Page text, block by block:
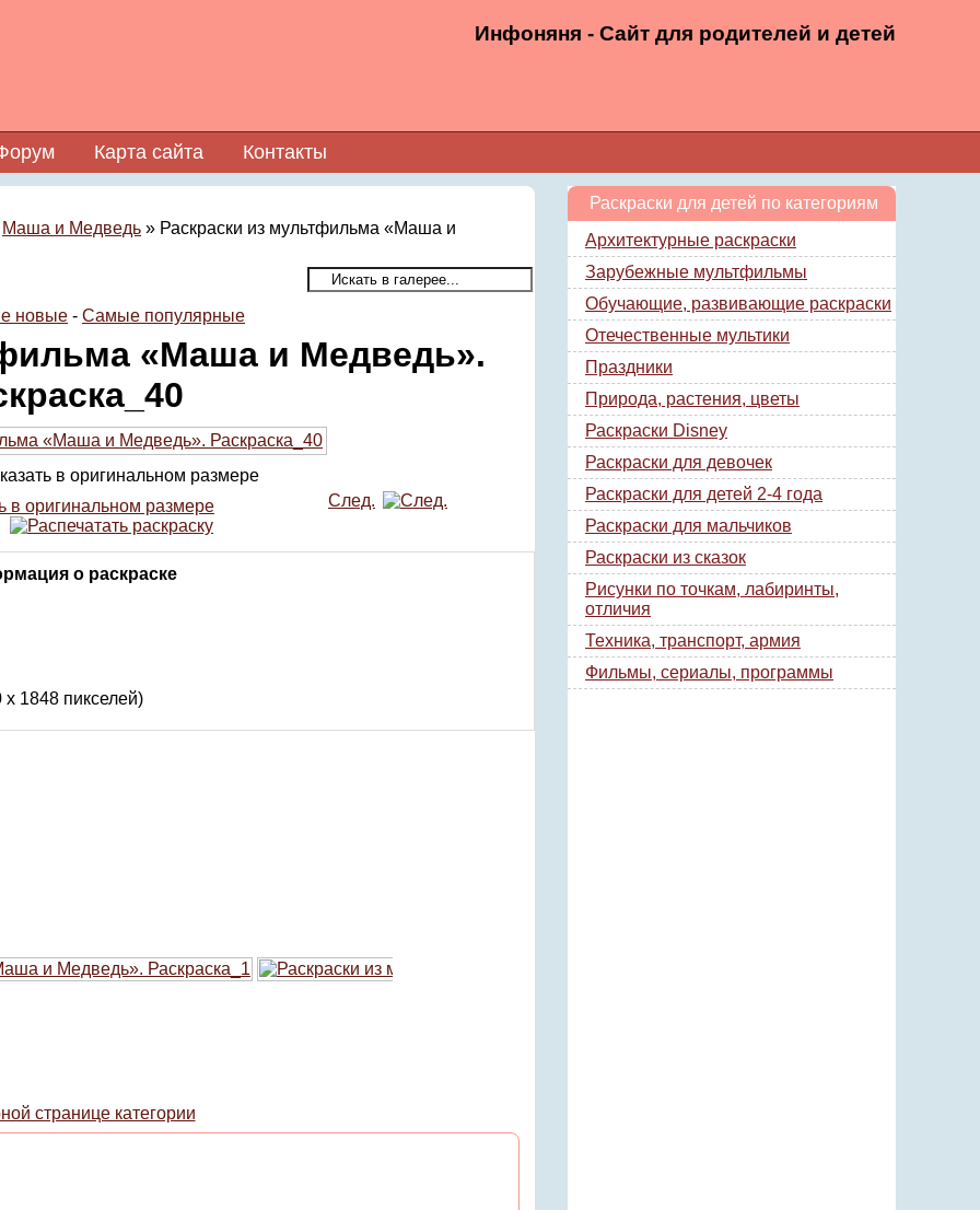
Инфоняня - Сайт для родителей и детей
Карта сайта Контакты
Маша и Медведь » Раскраски из мультфильма «Маша и
новые - Самые популярные
«Маша и Медведь».
След.
о раскраске
1848 пикселей)
странице категории
Раскраски для детей по категориям
Архитектурные раскраски
Зарубежные мультфильмы
Обучающие, развивающие раскраски
Отечественные мультики
Праздники
Природа, растения, цветы
Раскраски Disney
Раскраски для девочек
Раскраски для детей 2-4 года
Раскраски для мальчиков
Раскраски из сказок
Рисунки по точкам, лабиринты,
отличия
Техника, транспорт, армия
Фильмы, сериалы, программы